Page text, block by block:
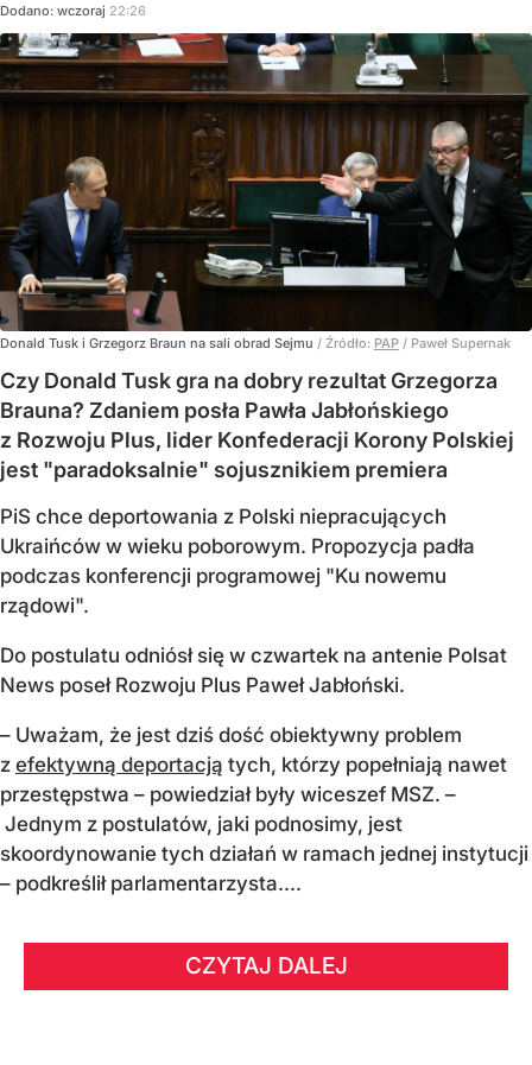
Dodano: wczoraj 22:26
Donald Tusk i Grzegorz Braun na sali obrad Sejmu / Źródło: PAP / Paweł Supernak
Czy Donald Tusk gra na dobry rezultat Grzegorza
Brauna? Zdaniem posła Pawła Jabłońskiego
z Rozwoju Plus, lider Konfederacji Korony Polskiej
jest "paradoksalnie" sojusznikiem premiera
PiS chce deportowania z Polski niepracujących
Ukraińców w wieku poborowym. Propozycja padła
podczas konferencji programowej "Ku nowemu
rządowi".
Do postulatu odniósł się w czwartek na antenie Polsat
News poseł Rozwoju Plus Paweł Jabłoński.
– Uważam, że jest dziś dość obiektywny problem
z efektywną deportacją tych, którzy popełniają nawet
przestępstwa – powiedział były wiceszef MSZ. –
Jednym z postulatów, jaki podnosimy, jest
skoordynowanie tych działań w ramach jednej instytucji
– podkreślił parlamentarzysta....
CZYTAJ DALEJ